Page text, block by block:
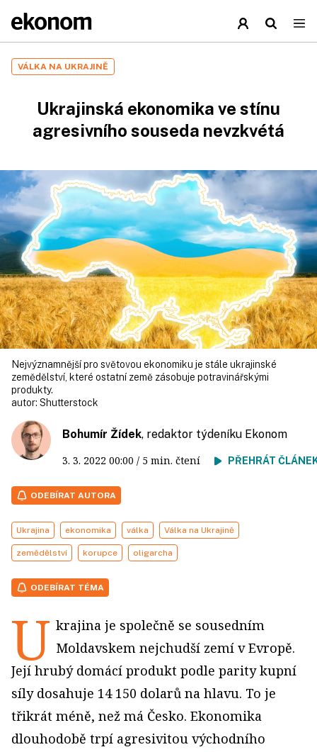
VÁLKA NA UKRAJINĚ
Ukrajinská ekonomika ve stínu
agresivního souseda nevzkvétá
Nejvýznamnější pro světovou ekonomiku je stále ukrajinské
zemědělství, které ostatní země zásobuje potravinářskými
produkty.
autor: Shutterstock
Bohumír Žídek, redaktor týdeníku Ekonom
3. 3. 2022 00:00 / 5 min. čtení PŘEHRÁT
ODEBÍRAT AUTORA
Ukrajina ekonomika válka Válka na Ukrajině
zemědělství korupce oligarcha
ODEBÍRAT TÉMA
U krajina je společně se sousedním
Moldavskem nejchudší zemí v Evropě.
Její hrubý domácí produkt podle parity kupní
síly dosahuje 14 150 dolarů na hlavu. To je
třikrát méně, než má Česko. Ekonomika
dlouhodobě trpí agresivitou východního